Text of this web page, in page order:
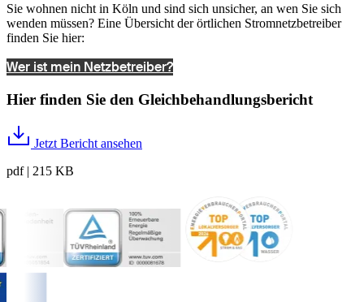
Sie wohnen nicht in Köln und sind sich unsicher, an wen Sie sich
wenden müssen? Eine Übersicht der örtlichen Stromnetzbetreiber
finden Sie hier:
Wer ist mein Netzbetreiber?
Hier finden Sie den Gleichbehandlungsbericht
Jetzt Bericht ansehen
pdf | 215 KB